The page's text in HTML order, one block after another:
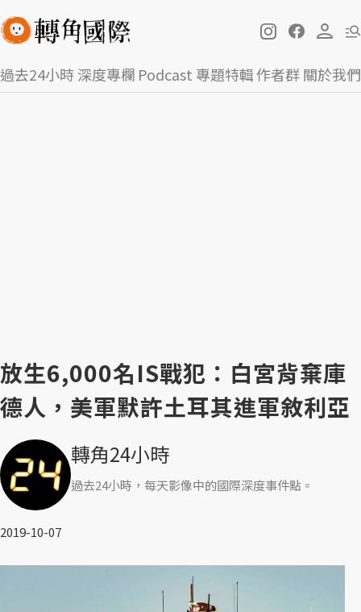
過去24小時深度專欄 Podcast 專題特輯作者群關於我們
放生6,000名IS戰犯：白宮背棄庫
德人，美軍默許土耳其進軍敘利亞
轉角24小時
過去24小時，每天影像中的國際深度事件點。
2019-10-07